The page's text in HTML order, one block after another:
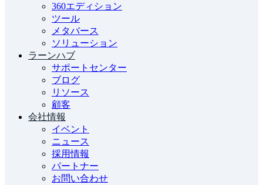
360エディション
ツール
メタバース
ソリューション
ラーンハブ
サポートセンター
ブログ
リソース
顧客
会社情報
イベント
ニュース
採用情報
パートナー
お問い合わせ